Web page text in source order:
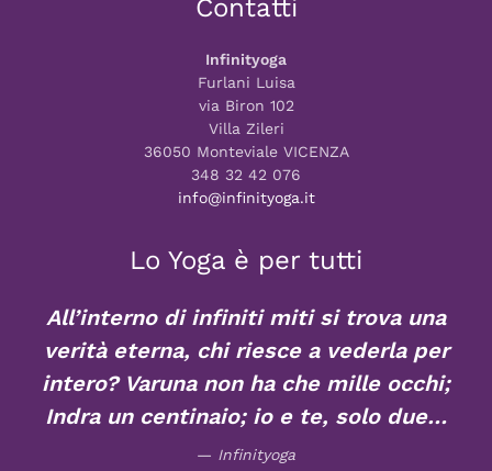
Contatti
Infinityoga
Furlani Luisa
via Biron 102
Villa Zileri
36050 Monteviale VICENZA
348 32 42 076
info@infinityoga.it
Lo Yoga è per tutti
All’interno di infiniti miti si trova una
verità eterna, chi riesce a vederla per
intero? Varuna non ha che mille occhi;
Indra un centinaio; io e te, solo due…
Infinityoga